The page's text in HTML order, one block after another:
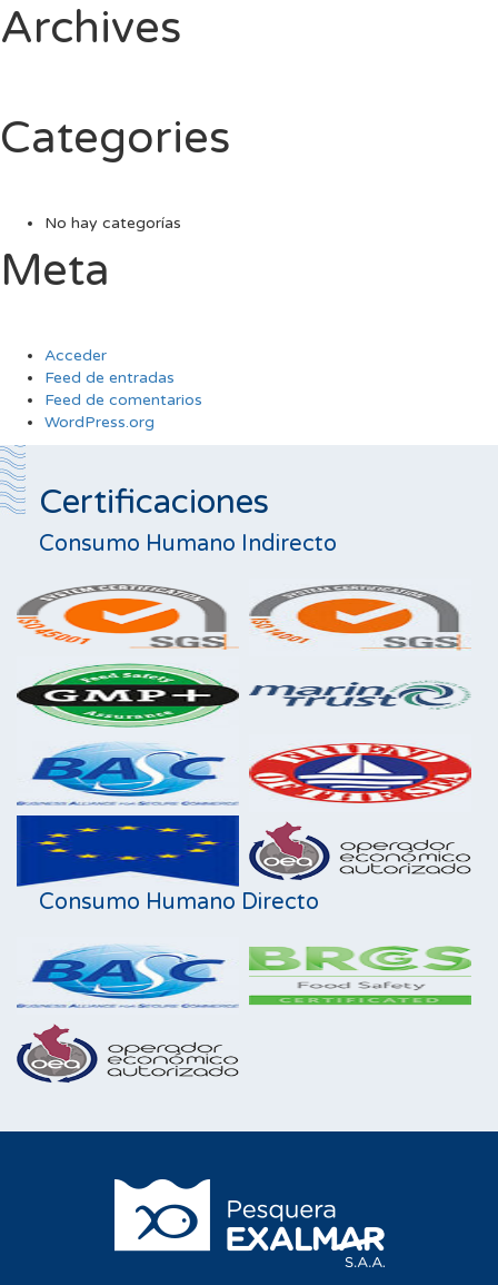
Archives
Categories
No hay categorías
Meta
Acceder
Feed de entradas
Feed de comentarios
WordPress.org
Certificaciones
Consumo Humano Indirecto
Consumo Humano Directo